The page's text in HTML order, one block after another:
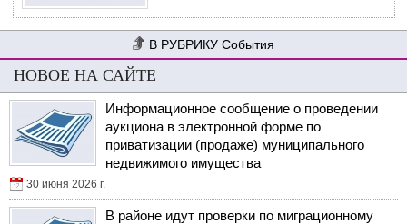
События
НОВОЕ НА САЙТЕ
Информационное сообщение о проведении
аукциона в электронной форме по
приватизации (продаже) муниципального
недвижимого имущества
30 июня 2026 г.
В районе идут проверки по миграционному